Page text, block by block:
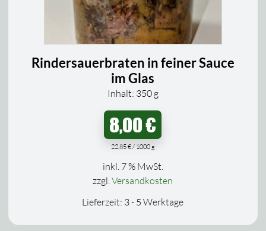
Rindersauerbraten in feiner Sauce
im Glas
Inhalt: 350 g
8,00€
22,85€/ 1000g
inkl. 7 % MwSt.
zzgl.Versandkosten
Lieferzeit: 3 - 5 Werktage